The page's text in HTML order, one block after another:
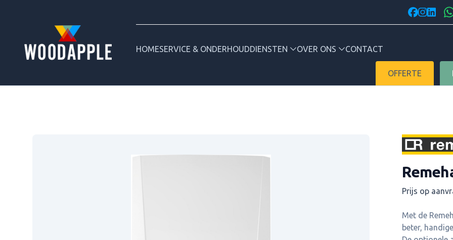
facebook
HOMESERVICE & ONDERHOUDDIENSTEN OVER ONS CONTACT
OFFERTE
Prijs op
Merk
Met de
beter,